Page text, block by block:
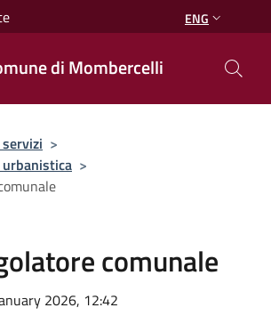
ENG
di Mombercelli
>
>
comunale
2026, 12:42